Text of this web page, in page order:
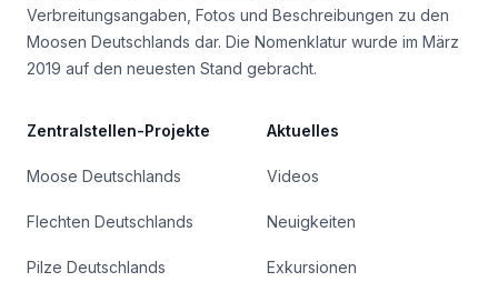
Verbreitungsangaben, Fotos und Beschreibungen zu den
Moosen Deutschlands dar. Die Nomenklatur wurde im März
2019 auf den neuesten Stand gebracht.
Zentralstellen-Projekte
Moose Deutschlands
Flechten Deutschlands
Pilze Deutschlands
Aktuelles
Videos
Neuigkeiten
Exkursionen